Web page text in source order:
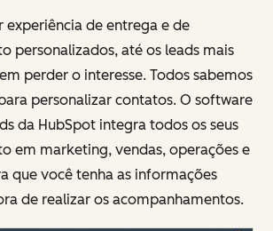
experiência de entrega e de
personalizados, até os leads mais
perder o interesse. Todos sabemos
personalizar contatos. O software
da HubSpot integra todos os seus
em marketing, vendas, operações e
que você tenha as informações
de realizar os acompanhamentos.